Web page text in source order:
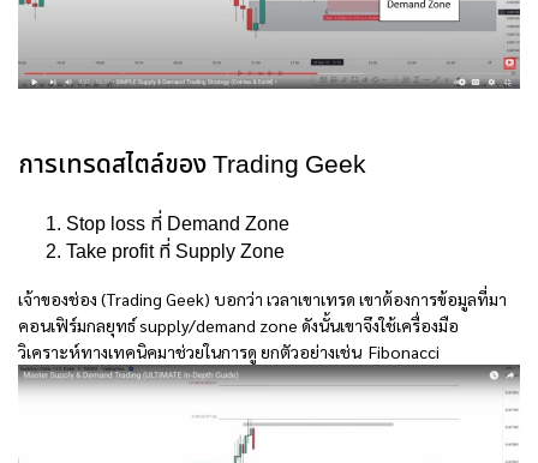
การเทรดสไตล์ของ Trading Geek
Stop loss ที่ Demand Zone
Take profit ที่ Supply Zone
เจ้าของช่อง (Trading Geek) บอกว่า เวลาเขาเทรด เขาต้องการข้อมูลที่มา
คอนเฟิร์มกลยุทธ์ supply/demand zone ดังนั้นเขาจึงใช้เครื่องมือ
วิเคราะห์ทางเทคนิคมาช่วยในการดู ยกตัวอย่างเช่น Fibonacci